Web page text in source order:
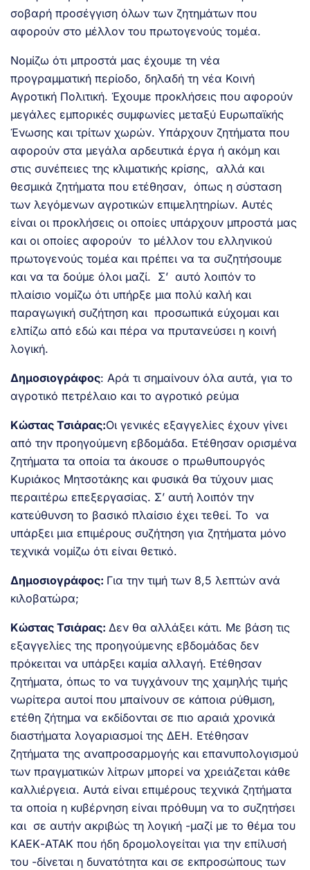
σοβαρή προσέγγιση όλων των ζητημάτων που
αφορούν στο μέλλον του πρωτογενούς τομέα.
Νομίζω ότι μπροστά μας έχουμε τη νέα
προγραμματική περίοδο, δηλαδή τη νέα Κοινή
Αγροτική Πολιτική. Έχουμε προκλήσεις που αφορούν
μεγάλες εμπορικές συμφωνίες μεταξύ Ευρωπαϊκής
Ένωσης και τρίτων χωρών. Υπάρχουν ζητήματα που
αφορούν στα μεγάλα αρδευτικά έργα ή ακόμη και
στις συνέπειες της κλιματικής κρίσης, αλλά και
θεσμικά ζητήματα που ετέθησαν, όπως η σύσταση
των λεγόμενων αγροτικών επιμελητηρίων. Αυτές
είναι οι προκλήσεις οι οποίες υπάρχουν μπροστά μας
και οι οποίες αφορούν το μέλλον του ελληνικού
πρωτογενούς τομέα και πρέπει να τα συζητήσουμε
και να τα δούμε όλοι μαζί. Σ’ αυτό λοιπόν το
πλαίσιο νομίζω ότι υπήρξε μια πολύ καλή και
παραγωγική συζήτηση και προσωπικά εύχομαι και
ελπίζω από εδώ και πέρα να πρυτανεύσει η κοινή
λογική.
Δημοσιογράφος: Αρά τι σημαίνουν όλα αυτά, για το
αγροτικό πετρέλαιο και το αγροτικό ρεύμα
Κώστας Τσιάρας:Οι γενικές εξαγγελίες έχουν γίνει
από την προηγούμενη εβδομάδα. Ετέθησαν ορισμένα
ζητήματα τα οποία τα άκουσε ο πρωθυπουργός
Κυριάκος Μητσοτάκης και φυσικά θα τύχουν μιας
περαιτέρω επεξεργασίας. Σ’ αυτή λοιπόν την
κατεύθυνση το βασικό πλαίσιο έχει τεθεί. Το να
υπάρξει μια επιμέρους συζήτηση για ζητήματα μόνο
τεχνικά νομίζω ότι είναι θετικό.
Δημοσιογράφος: Για την τιμή των 8,5 λεπτών ανά
κιλοβατώρα;
Κώστας Τσιάρας: Δεν θα αλλάξει κάτι. Με βάση τις
εξαγγελίες της προηγούμενης εβδομάδας δεν
πρόκειται να υπάρξει καμία αλλαγή. Ετέθησαν
ζητήματα, όπως το να τυγχάνουν της χαμηλής τιμής
νωρίτερα αυτοί που μπαίνουν σε κάποια ρύθμιση,
ετέθη ζήτημα να εκδίδονται σε πιο αραιά χρονικά
διαστήματα λογαριασμοί της ΔΕΗ. Ετέθησαν
ζητήματα της αναπροσαρμογής και επανυπολογισμού
των πραγματικών λίτρων μπορεί να χρειάζεται κάθε
καλλιέργεια. Αυτά είναι επιμέρους τεχνικά ζητήματα
τα οποία η κυβέρνηση είναι πρόθυμη να το συζητήσει
και σε αυτήν ακριβώς τη λογική -μαζί με το θέμα του
ΚΑΕΚ-ΑΤΑΚ που ήδη δρομολογείται για την επίλυσή
του -δίνεται η δυνατότητα και σε εκπροσώπους των